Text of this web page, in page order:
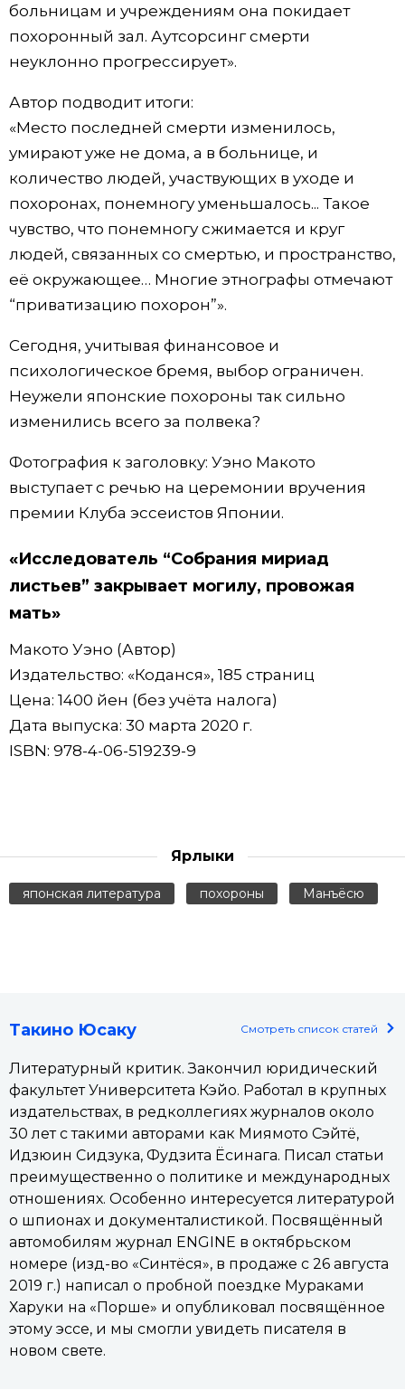
больницам и учреждениям она покидает
похоронный зал. Аутсорсинг смерти
неуклонно прогрессирует».
Автор подводит итоги:
«Место последней смерти изменилось,
умирают уже не дома, а в больнице, и
количество людей, участвующих в уходе и
похоронах, понемногу уменьшалось... Такое
чувство, что понемногу сжимается и круг
людей, связанных со смертью, и пространство,
её окружающее… Многие этнографы отмечают
“приватизацию похорон”».
Сегодня, учитывая финансовое и
психологическое бремя, выбор ограничен.
Неужели японские похороны так сильно
изменились всего за полвека?
Фотография к заголовку: Уэно Макото
выступает с речью на церемонии вручения
премии Клуба эссеистов Японии.
«Исследователь “Собрания мириад
листьев” закрывает могилу, провожая
мать»
Макото Уэно (Автор)
Издательство: «Коданся», 185 страниц
Цена: 1400 йен (без учёта налога)
Дата выпуска: 30 марта 2020 г.
ISBN: 978-4-06-519239-9
Ярлыки
японская литература похороны Манъёсю
Такино Юсаку Смотреть список статей
Литературный критик. Закончил юридический
факультет Университета Кэйо. Работал в крупных
издательствах, в редколлегиях журналов около
30 лет с такими авторами как Миямото Сэйтё,
Идзюин Сидзука, Фудзита Ёсинага. Писал статьи
преимущественно о политике и международных
отношениях. Особенно интересуется литературой
о шпионах и документалистикой. Посвящённый
автомобилям журнал ENGINE в октябрьском
номере (изд-во «Синтёся», в продаже с 26 августа
2019 г.) написал о пробной поездке Мураками
Харуки на «Порше» и опубликовал посвящённое
этому эссе, и мы смогли увидеть писателя в
новом свете.